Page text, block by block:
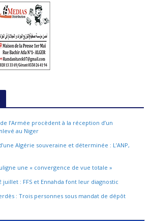
l’Armée procèdent à la réception d’un
au Niger
Algérie souveraine et déterminée : L’ANP,
une « convergence de vue totale »
juillet : FFS et Ennahda font leur diagnostic
: Trois personnes sous mandat de dépôt